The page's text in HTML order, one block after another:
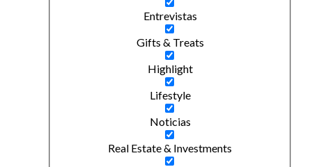
Entrevistas
Gifts & Treats
Highlight
Lifestyle
Noticias
Real Estate & Investments